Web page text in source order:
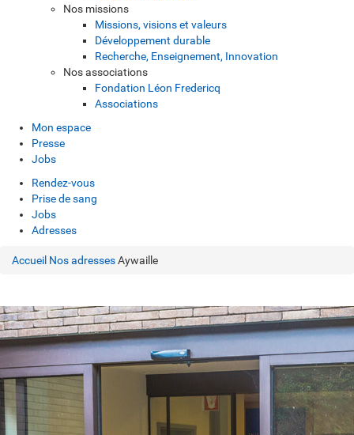
Nos missions
Missions, visions et valeurs
Développement durable
Recherche, Enseignement, Innovation
Nos associations
Fondation Léon Fredericq
Associations
Mon espace
Presse
Jobs
Rendez-vous
Prise de sang
Jobs
Adresses
Accueil Nos adressesAywaille